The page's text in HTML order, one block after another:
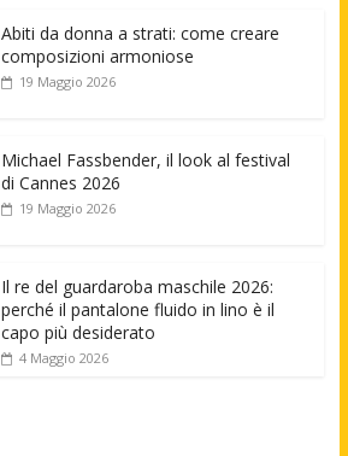
Abiti da donna a strati: come creare
composizioni armoniose
19 Maggio 2026
Michael Fassbender, il look al festival
di Cannes 2026
19 Maggio 2026
Il re del guardaroba maschile 2026:
perché il pantalone fluido in lino è il
capo più desiderato
4 Maggio 2026